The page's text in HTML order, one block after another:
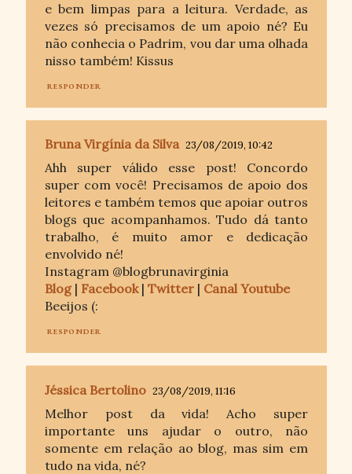
e bem limpas para a leitura. Verdade, as
vezes só precisamos de um apoio né? Eu
não conhecia o Padrim, vou dar uma olhada
nisso também! Kissus
RESPONDER
Bruna Virgínia da Silva 23/08/2019, 10:42
Ahh super válido esse post! Concordo
super com você! Precisamos de apoio dos
leitores e também temos que apoiar outros
blogs que acompanhamos. Tudo dá tanto
trabalho, é muito amor e dedicação
envolvido né!
Instagram @blogbrunavirginia
Blog| Facebook| Twitter | Canal Youtube
Beeijos (:
RESPONDER
Jéssica Bertolino 23/08/2019, 11:16
Melhor post da vida! Acho super
importante uns ajudar o outro, não
somente em relação ao blog, mas sim em
tudo na vida, né?